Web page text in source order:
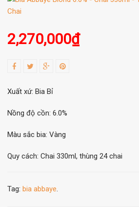
2,270,000₫
Xuất xứ: Bia Bỉ
Nồng độ cồn: 6.0%
Màu sắc bia: Vàng
Quy cách: Chai 330ml, thùng 24 chai
Tag: bia abbaye.